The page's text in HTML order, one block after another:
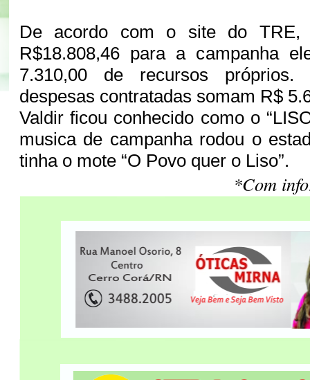
De acordo com o site do TRE,
R$18.808,46 para a campanha
7.310,00 de recursos
despesas contratadas somam R$
Valdir ficou conhecido como o
musica de campanha rodou o
tinha o mote “O Povo quer o Liso”.
*Com